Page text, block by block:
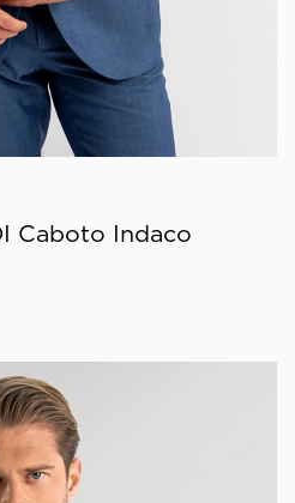
Caboto Indaco